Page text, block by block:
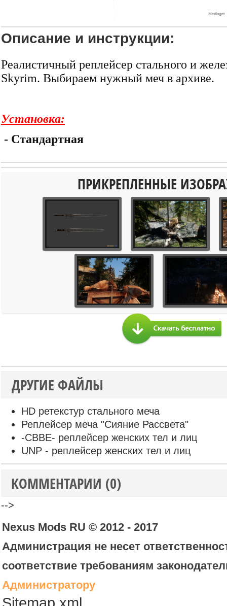
Описание и инструкции:
Реалистичный реплейсер стального и
Skyrim. Выбираем нужный меч в архиве.
Установкa:
- Стандартная
ПРИКРЕПЛЕННЫЕ
ДРУГИЕ ФАЙЛЫ
HD ретекстур стального меча
Реплейсер меча "Сияние Рассвета"
-CBBE- реплейсер женских тел и лиц
UNP - реплейсер женских тел и лиц
КОММЕНТАРИИ (0)
-->
Nexus Mods RU © 2012 - 2017
Администрация не несет
соответствие требованиям
Администратору